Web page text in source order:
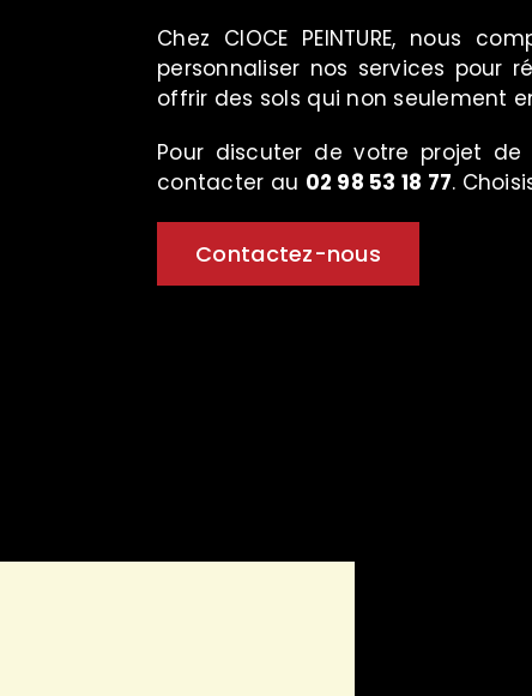
Chez CIOCE PEINTURE, nous
personnaliser nos services pour
offrir des sols qui non seulement
Pour discuter de votre projet de
contacter au 02 98 53 18 77.
Contactez-nous